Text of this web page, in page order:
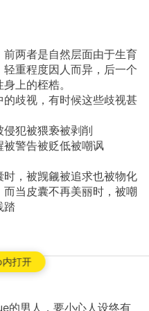
打开
两者是自然层面由于生育
重程度因人而异，后一个
上的桎梏。
歧视，有时候这些歧视甚
犯被猥亵被剥削
警告被贬低被嘲讽
，被觊觎被追求也被物化
当皮囊不再美丽时，被嘲
踏
的男人，要小心人设终有